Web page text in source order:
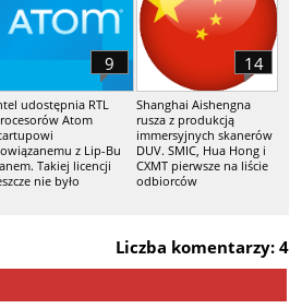
udostępnia RTL
Atom
z Lip-Bu
Takiej licencji
nie było
9
Shanghai Aishengna
rusza z produkcją
immersyjnych skanerów
DUV. SMIC, Hua Hong i
CXMT pierwsze na liście
odbiorców
14
Liczba komentarzy: 4